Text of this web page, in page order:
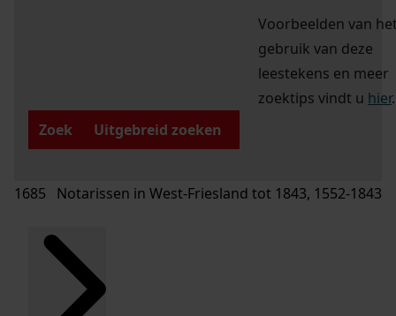
Voorbeelden van
gebruik van deze
leestekens en meer
zoektips vindt u hier.
Zoek
Uitgebreid zoeken
1685 Notarissen in West-Friesland tot 1843, 1552-1843